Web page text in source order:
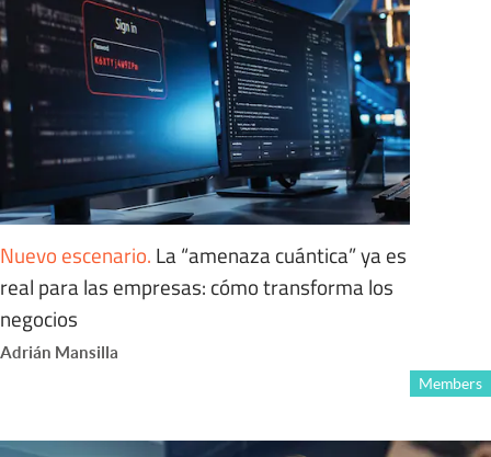
Nuevo escenario. La “amenaza cuántica” ya es
real para las empresas: cómo transforma los
negocios
Adrián Mansilla
Members